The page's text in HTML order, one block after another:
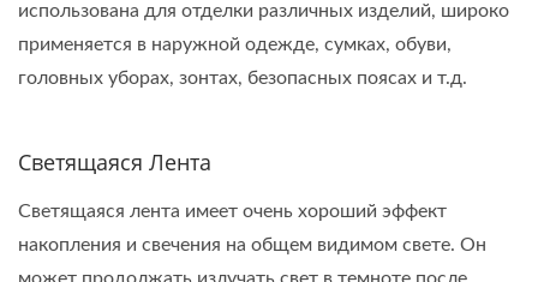
использована для отделки различных изделий, широко
применяется в наружной одежде, сумках, обуви,
головных уборах, зонтах, безопасных поясах и т.д.
Светящаяся Лента
Светящаяся лента имеет очень хороший эффект
накопления и свечения на общем видимом свете. Он